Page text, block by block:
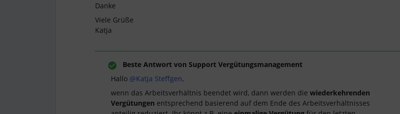
Danke
Viele Grüße
Katja
Beste Antwort von Support Vergütungsmanagement
Hallo @Katja Steffgen,
wenn das Arbeitsverhältnis beendet wird, dann werden die wiederkehrenden
Vergütungen entsprechend basierend auf dem Ende des Arbeitsverhältnisses